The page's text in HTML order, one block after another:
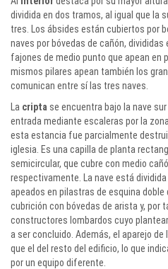
dividida en dos tramos, al igual que la
tres. Los ábsides están cubiertos por
naves por bóvedas de cañón,
fajones de medio punto que apean en
mismos pilares apean también los
comunican entre sí las tres naves.
La cripta se encuentra bajo la nave
entrada mediante escaleras por la
esta estancia fue parcialmente
iglesia. Es una capilla de planta
semicircular, que cubre con medio
respectivamente. La nave está
apeados en pilastras de esquina doble
cubrición con bóvedas de arista y, por
constructores lombardos cuyo
a ser concluido. Además, el aparejo
que el del resto del edificio, lo que
por un equipo diferente.